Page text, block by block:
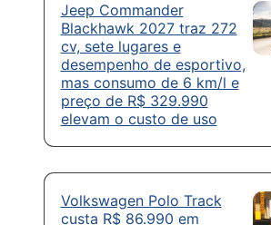
Jeep Commander
Blackhawk 2027 traz 272
cv, sete lugares e
desempenho de esportivo,
mas consumo de 6 km/l e
preço de R$ 329.990
elevam o custo de uso
Volkswagen Polo Track
custa R$ 86.990 em